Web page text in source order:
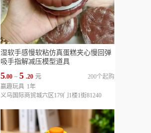
湿软手感慢软粘仿真蛋糕夹心慢回弹
吸手指解减压模型道具
5.00 ~ 5 .20 元
200个起购
赢趣玩具 1年
义乌国际商贸城六区179门1楼1街81240